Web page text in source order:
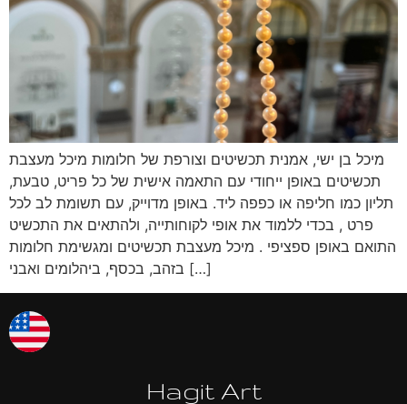
מיכל בן ישי, אמנית תכשיטים וצורפת של חלומות מיכל מעצבת
תכשיטים באופן ייחודי עם התאמה אישית של כל פריט, טבעת,
תליון כמו חליפה או כפפה ליד. באופן מדוייק, עם תשומת לב לכל
פרט , בכדי ללמוד את אופי לקוחותייה, ולהתאים את התכשיט
התואם באופן ספציפי . מיכל מעצבת תכשיטים ומגשימת חלומות
בזהב, בכסף, ביהלומים ואבני […]
Hagit Art